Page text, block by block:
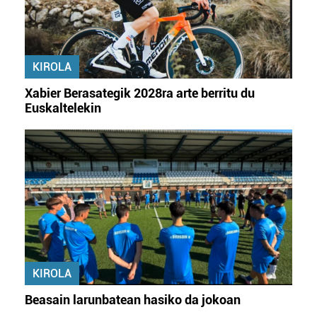
Webgune honek cookie propioak eta hirugarrenen cookie-
fitxategiak erabiltzen ditu. Zure esperientzia eta
zerbitzuak hobetzeko asmoz, cookie teknologiaz
baliatzen gara. Ohar hau onartuz gero, teknologia hori
erabiltzeko baimen esplizitua ematen diguzu.
Gehiago
irakurri
KIROLA
Xabier Berasategik 2028ra arte berritu du
Euskaltelekin
KIROLA
Beasain larunbatean hasiko da jokoan